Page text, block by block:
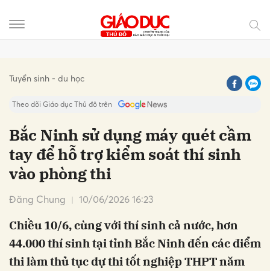
Tuyển sinh - du học
Theo dõi Giáo dục Thủ đô trên
Bắc Ninh sử dụng máy quét cầm
tay để hỗ trợ kiểm soát thí sinh
vào phòng thi
Đăng Chung 10/06/2026 16:23
Chiều 10/6, cùng với thí sinh cả nước, hơn
44.000 thí sinh tại tỉnh Bắc Ninh đến các điểm
thi làm thủ tục dự thi tốt nghiệp THPT năm
Hủy Gửi